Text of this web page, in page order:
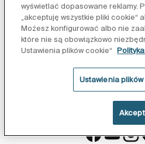
O nas
wyświetlać dopasowane reklamy.
„akceptuję wszystkie pliki cookie“
Możesz konfigurować albo nie
które nie są obowiązkowo
Ustawienia plików cookie“
Ustawienia